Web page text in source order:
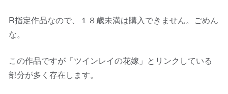
R指定作品なので、１８歳未満は購入できません。ごめん
な。
この作品ですが「ツインレイの花嫁」とリンクしている
部分が多く存在します。